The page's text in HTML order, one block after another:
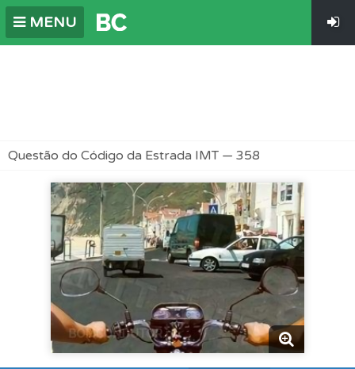
MENU
Questão do Código da Estrada IMT — 358